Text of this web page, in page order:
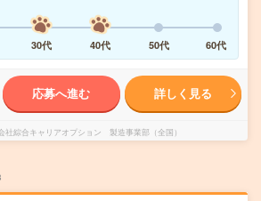
30代 40代 50代 60代
応募へ進む 詳しく見る
社綜合キャリアオプション 製造事業部（全国）